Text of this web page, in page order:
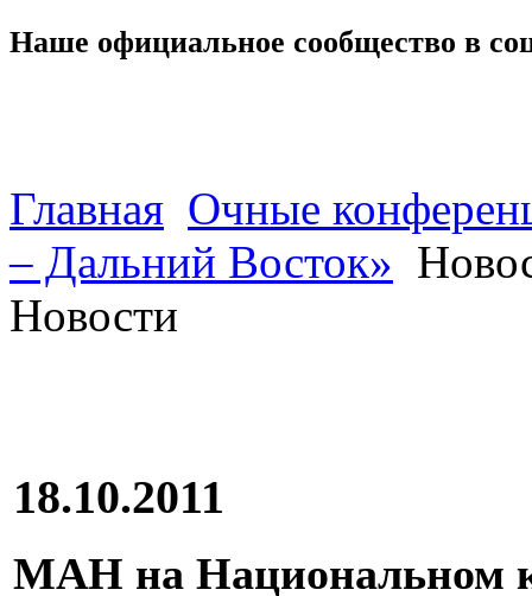
Наше официальное сообщество в
Главная Очные
– Дальний Восток»
Новости
18.10.2011
МАН на Национальном